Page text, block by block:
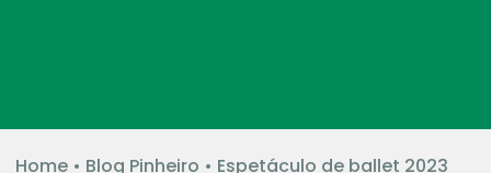
Home• Blog Pinheiro • Espetáculo de ballet 2023